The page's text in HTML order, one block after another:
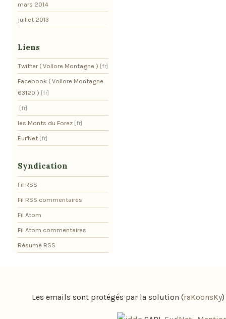
mars 2014
juillet 2013
Liens
Twitter ( Vollore Montagne )
Facebook ( Vollore Montagne
63120 )
les Monts du Forez
Eur'Net
Syndication
Fil RSS
Fil RSS commentaires
Fil Atom
Fil Atom commentaires
Résumé RSS
Les emails sont protégés par la solution (raKoonsKy)